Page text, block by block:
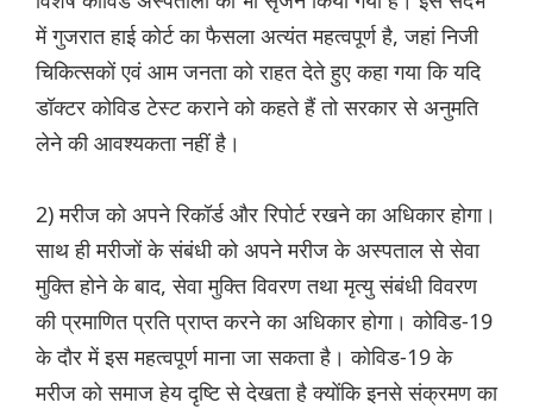
में गुजरात हाई कोर्ट का फैसला अत्यंत महत्वपूर्ण है, जहां निजी
चिकित्सकों एवं आम जनता को राहत देते हुए कहा गया कि यदि
डॉक्टर कोविड टेस्ट कराने को कहते हैं तो सरकार से अनुमति
लेने की आवश्यकता नहीं है।
2) मरीज को अपने रिकॉर्ड और रिपोर्ट रखने का अधिकार होगा।
साथ ही मरीजों के संबंधी को अपने मरीज के अस्पताल से सेवा
मुक्ति होने के बाद, सेवा मुक्ति विवरण तथा मृत्यु संबंधी विवरण
की प्रमाणित प्रति प्राप्त करने का अधिकार होगा। कोविड-19
के दौर में इस महत्वपूर्ण माना जा सकता है। कोविड-19 के
मरीज को समाज हेय दृष्टि से देखता है क्योंकि इनसे संक्रमण का